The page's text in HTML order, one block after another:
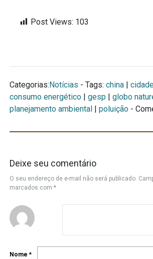
Post Views: 103
Categorias:Notícias - Tags: china |
consumo energético | gesp | globo
planejamento ambiental | poluição-
Deixe seu comentário
O seu endereço de e-mail não será publicado.
marcados com *
Nome *